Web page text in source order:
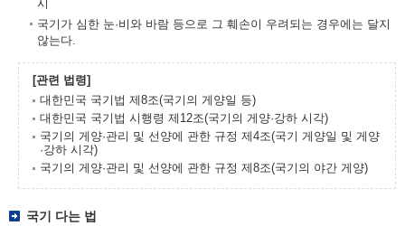
시
국기가 심한 눈·비와 바람 등으로 그 훼손이 우려되는 경우에는 달지
않는다.
[관련 법령]
대한민국 국기법 제8조(국기의 게양일 등)
대한민국 국기법 시행령 제12조(국기의 게양·강하 시각)
국기의 게양·관리 및 선양에 관한 규정 제4조(국기 게양일 및 게양
·강하 시각)
국기의 게양·관리 및 선양에 관한 규정 제8조(국기의 야간 게양)
국기 다는 법